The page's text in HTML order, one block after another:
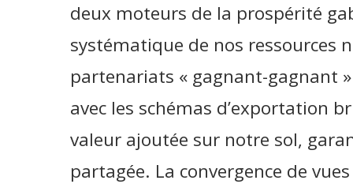
deux moteurs de la prospérité
systématique de nos ressources
partenariats « gagnant-gagnant
avec les schémas d’exportation
valeur ajoutée sur notre sol,
partagée. La convergence de